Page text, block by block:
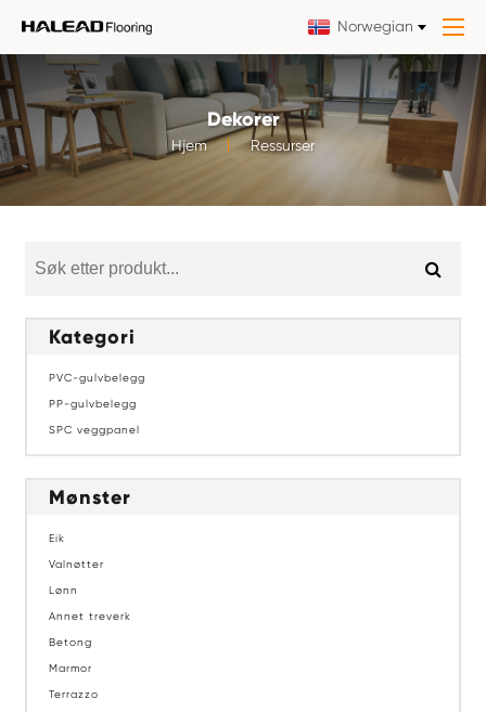
Norwegian
Dekorer
Hjem Ressurser
Kategori
PVC-gulvbelegg
PP-gulvbelegg
SPC veggpanel
Mønster
Eik
Valnøtter
Lønn
Annet treverk
Betong
Marmor
Terrazzo